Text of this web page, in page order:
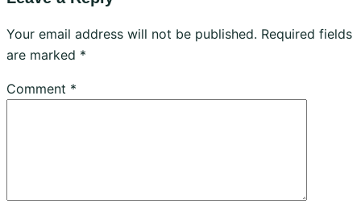
Your email address will not be published. Required fields
are marked *
Comment *